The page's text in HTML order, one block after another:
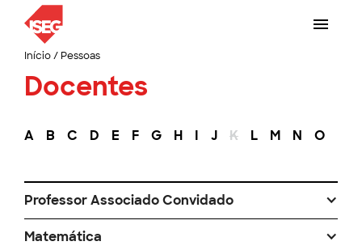
Início/ Pessoas
Docentes
A B C D E F G H I J K L M N O
Professor Associado Convidado
Matemática